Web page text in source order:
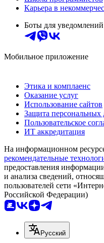
Карьера в
Боты для уведомлений
Мобильное приложение
Этика и комплаенс
Оказание услуг
Использование сайтов
Защита персональных
Пользовательское
ИТ аккредитация
На информационном
рекомендательные
предоставления
и анализа сведений,
пользователей сети
Российской Федерации)
Русский